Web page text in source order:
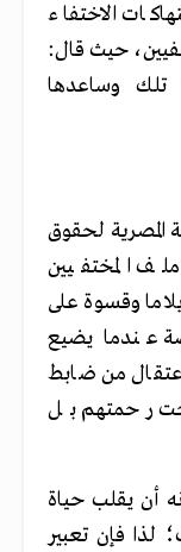
الاختفاء
حيث قال:
تلك وساعدها
المصرية لحقوق
المختفيين
وقسوة على
عندما يضيع
اعتقال من ضابط
رحمتهم بل
أن يقلب حياة
لذا فإن تعبير